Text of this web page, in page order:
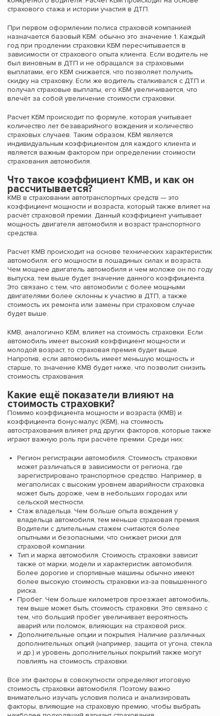
страхового стажа и истории участия в ДТП.
При первом оформлении полиса страховой компанией
назначается базовый КБМ: обычно это значение 1. Каждый
год при продлении страховки КБМ пересчитывается в
зависимости от страхового опыта клиента. Если водитель не
был виновным в ДТП и не обращался за страховыми
выплатами, его КБМ снижается, что позволяет получить
скидку на страховку. Если же водитель сталкивался с ДТП и
получал страховые выплаты, его КБМ увеличивается, что
влечёт за собой увеличение стоимости страховки.
Расчет КБМ происходит по формуле, которая учитывает
количество лет безаварийного вождения и количество
страховых случаев. Таким образом, КБМ является
индивидуальным коэффициентом для каждого клиента и
является важным фактором при определении стоимости
страхования автомобиля.
Что такое коэффициент КМВ, и как он
рассчитывается?
КМВ в страховании автотранспортных средств — это
коэффициент мощности и возраста, который также влияет на
расчёт страховой премии. Данный коэффициент учитывает
мощность двигателя автомобиля и возраст транспортного
средства.
Расчет КМВ происходит на основе технических характеристик
автомобиля: его мощности в лошадиных силах и возраста.
Чем мощнее двигатель автомобиля и чем моложе он по году
выпуска, тем выше будет значение данного коэффициента.
Это связано с тем, что автомобили с более мощными
двигателями более склонны к участию в ДТП, а также
стоимость их ремонта или замены при страховом случае
будет выше.
КМВ, аналогично КБМ, влияет на стоимость страховки. Если
автомобиль имеет высокий коэффициент мощности и
молодой возраст, то страховая премия будет выше.
Напротив, если автомобиль имеет меньшую мощность и
старше, то значение КМВ будет ниже, что позволит снизить
стоимость страхования.
Какие ещё показатели влияют на
стоимость страховки?
Помимо коэффициента мощности и возраста (КМВ) и
коэффициента бонус-малус (КБМ), на стоимость
автострахования влияет ряд других факторов, которые также
играют важную роль при расчёте премии. Среди них:
Регион регистрации автомобиля. Стоимость страховки
может различаться в зависимости от региона, где
зарегистрировано транспортное средство. Например, в
мегаполисах с высоким уровнем аварийности страховка
может быть дороже, чем в небольших городах или
сельской местности.
Стаж владельца. Чем больше опыта вождения у
владельца автомобиля, тем меньше страховая премия.
Водители с длительным стажем считаются более
опытными и безопасными, что снижает риски для
страховой компании.
Тип и марка автомобиля. Стоимость страховки зависит
также от марки, модели и характеристик автомобиля.
Более дорогие и спортивные машины обычно имеют
более высокую стоимость страховки из-за повышенного
риска.
Пробег. Чем больше километров проезжает автомобиль,
тем выше может быть стоимость страховки. Это связано с
тем, что больший пробег увеличивает вероятность
аварий или поломок, влияющих на страховой риск.
Дополнительные опции и покрытия. Наличие различных
дополнительных опций (например, защита от угона, стекла
и др.) и уровень дополнительных покрытий также могут
повлиять на стоимость страховки.
Все эти факторы в совокупности определяют итоговую
стоимость страховки автомобиля. Поэтому важно
внимательно изучать условия полиса и анализировать
факторы, влияющие на страховую премию, чтобы выбрать